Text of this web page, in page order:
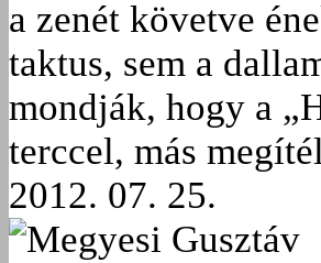
a zenét követve
taktus, sem a
mondják, hogy a
terccel, más
2012. 07. 25.
Megyesi Gusztáv